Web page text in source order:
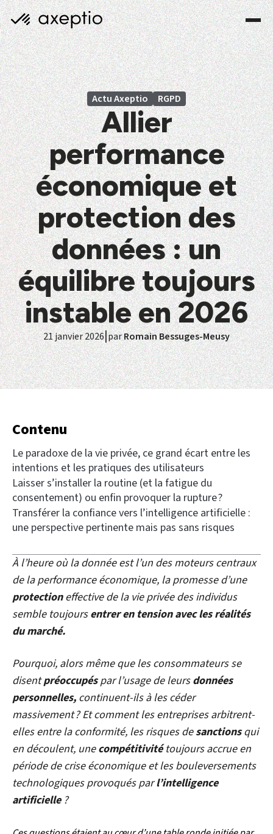
Actu Axeptio RGPD
Allier
performance
économique et
protection des
données : un
équilibre toujours
instable en 2026
21 janvier 2026|parRomain Bessuges-Meusy
Contenu
Le paradoxe de la vie privée, ce grand écart entre les
intentions et les pratiques des utilisateurs
Laisser s’installer la routine (et la fatigue du
consentement) ou enfin provoquer la rupture ?
Transférer la confiance vers l’intelligence artificielle :
une perspective pertinente mais pas sans risques
À l’heure où la donnée est l’un des moteurs centraux
de la performance économique, la promesse d’une
protectioneffective de la vie privée des individus
semble toujoursentrer en tension avec les réalités
du marché.
Pourquoi, alors même que les consommateurs se
disentpréoccupéspar l’usage de leursdonnées
personnelles, continuent-ils à les céder
massivement ? Et comment les entreprises arbitrent-
elles entre la conformité, les risques desanctionsqui
en découlent, unecompétitivitétoujours accrue en
période de crise économique et les bouleversements
technologiques provoqués parl’intelligence
artificielle ?